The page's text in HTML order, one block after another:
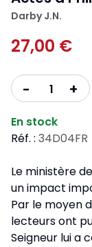
Darby J.N.
27,00 €
- +
En stock
Réf. : 34D04FR
Le ministère
un impact
Par le moyen
lecteurs ont
Seigneur lui a